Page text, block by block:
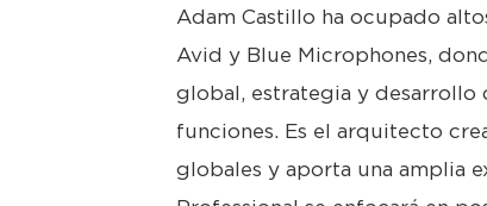
Adam Castillo ha ocupado
Avid y Blue Microphones,
global, estrategia y
funciones. Es el arquitecto
globales y aporta una amplia